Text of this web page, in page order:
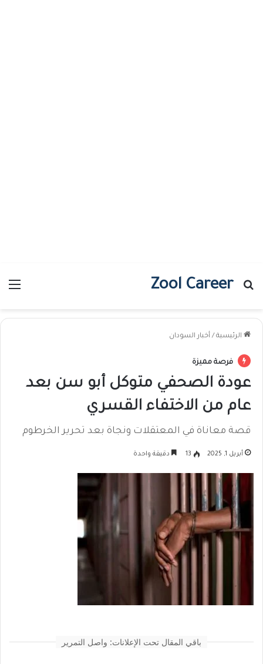
Zool Career
بحث عن
الرئيسية / أخبار السودان
فرصة مميزة
عودة الصحفي متوكل أبو سن بعد
عام من الاختفاء القسري
قصة معاناة في المعتقلات ونجاة بعد تحرير الخرطوم
أبريل 1, 2025 13 دقيقة واحدة
باقي المقال تحت الإعلانات: واصل التمرير